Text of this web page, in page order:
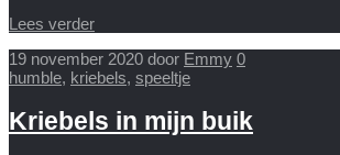
Lees verder
19 november 2020 door Emmy 0
humble, kriebels, speeltje
Kriebels in mijn buik